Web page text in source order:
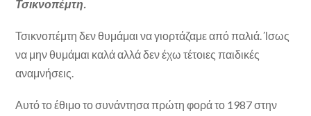
Τσικνοπέμτη.
Τσικνοπέμτη δεν θυμάμαι να γιορτάζαμε από παλιά. Ίσως
να μην θυμάμαι καλά αλλά δεν έχω τέτοιες παιδικές
αναμνήσεις.
Αυτό το έθιμο το συνάντησα πρώτη φορά το 1987 στην